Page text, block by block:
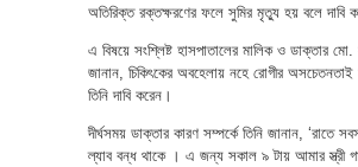
অতিরিক্ত রক্তক্ষরণের ফলে সুমির মৃত্যু হয় বলে দাবি
এ বিষয়ে সংশ্লিষ্ট হাসপাতালের মালিক ও ডাক্তার মো.
জানান, চিকিৎকের অবহেলায় নহে রোগীর
তিনি দাবি করেন।
দীর্ঘসময় ডাক্তার কারণ সম্পর্কে তিনি জানান, ‘রাতে
ল্যাব বন্ধ থাকে । এ জন্য সকাল ৯ টায় আমার স্ত্রী